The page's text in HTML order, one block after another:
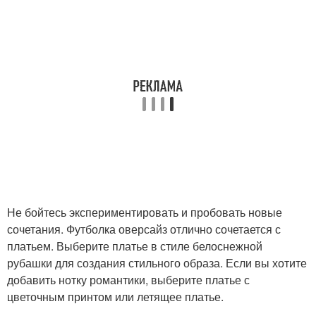
Не бойтесь экспериментировать и пробовать новые
сочетания. Футболка оверсайз отлично сочетается с
платьем. Выберите платье в стиле белоснежной
рубашки для создания стильного образа. Если вы хотите
добавить нотку романтики, выберите платье с
цветочным принтом или летящее платье.